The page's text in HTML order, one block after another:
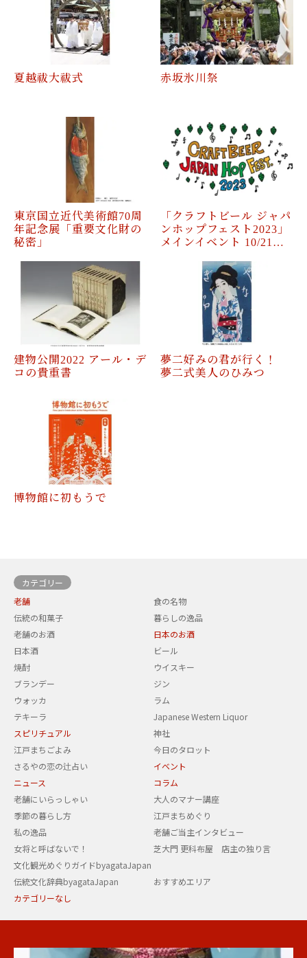
夏越祓大祓式 赤坂氷川祭
東京国立近代美術館70周
年記念展「重要文化財の
秘密」
「クラフトビール ジャパ
ンホップフェスト2023」
メインイベント 10/21…
建物公開2022 アール・デ
コの貴重書
夢二好みの君が行く！
夢二式美人のひみつ
博物館に初もうで
カテゴリー
老舗
食の名物
伝統の和菓子
暮らしの逸品
老舗のお酒
日本のお酒
日本酒
ビール
焼酎
ウイスキー
ブランデー
ジン
ウォッカ
ラム
テキーラ
Japanese Western Liquor
スピリチュアル
神社
江戸まちごよみ
今日のタロット
さるやの恋の辻占い
イベント
ニュース
コラム
老舗にいらっしゃい
大人のマナー講座
季節の暮らし方
江戸まちめぐり
私の逸品
老舗ご当主インタビュー
女将と呼ばないで！
芝大門 更科布屋 店主の独り言
文化観光めぐりガイドbyagataJapan
伝統文化辞典byagataJapan
おすすめエリア
カテゴリーなし